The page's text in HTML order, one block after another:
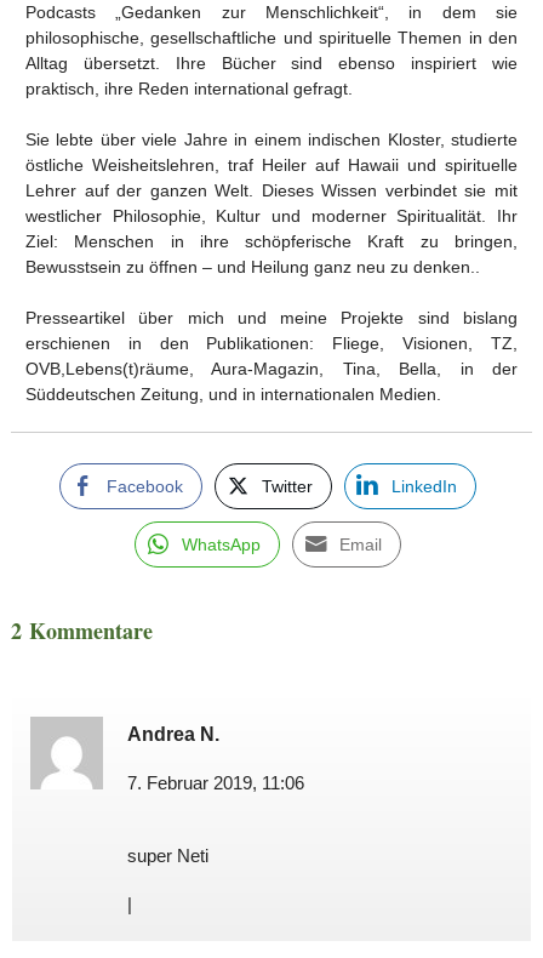
Podcasts „Gedanken zur Menschlichkeit“, in dem sie
philosophische, gesellschaftliche und spirituelle Themen in den
Alltag übersetzt. Ihre Bücher sind ebenso inspiriert wie
praktisch, ihre Reden international gefragt.
Sie lebte über viele Jahre in einem indischen Kloster, studierte
östliche Weisheitslehren, traf Heiler auf Hawaii und spirituelle
Lehrer auf der ganzen Welt. Dieses Wissen verbindet sie mit
westlicher Philosophie, Kultur und moderner Spiritualität. Ihr
Ziel: Menschen in ihre schöpferische Kraft zu bringen,
Bewusstsein zu öffnen – und Heilung ganz neu zu denken..
Presseartikel über mich und meine Projekte sind bislang
erschienen in den Publikationen: Fliege, Visionen, TZ,
OVB,Lebens(t)räume, Aura-Magazin, Tina, Bella, in der
Süddeutschen Zeitung, und in internationalen Medien.
Facebook Twitter LinkedIn
WhatsApp Email
2 Kommentare
Andrea N.
7. Februar 2019, 11:06
super Neti
|